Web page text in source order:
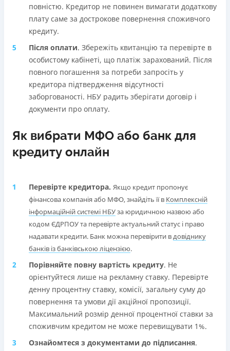
повністю. Кредитор не повинен вимагати додаткову
плату саме за дострокове повернення споживчого
кредиту.
Після оплати. Збережіть квитанцію та перевірте в
особистому кабінеті, що платіж зарахований. Після
повного погашення за потреби запросіть у
кредитора підтвердження відсутності
заборгованості. НБУ радить зберігати договір і
документи про оплату.
Як вибрати МФО або банк для
кредиту онлайн
Перевірте кредитора. Якщо кредит пропонує
фінансова компанія або МФО, знайдіть її в Комплексній
інформаційній системі НБУза юридичною назвою або
кодом ЄДРПОУ та перевірте актуальний статус і право
надавати кредити. Банк можна перевірити в довіднику
банків із банківською ліцензією.
Порівняйте повну вартість кредиту. Не
орієнтуйтеся лише на рекламну ставку. Перевірте
денну процентну ставку, комісії, загальну суму до
повернення та умови дії акційної пропозиції.
Максимальний розмір денної процентної ставки за
споживчим кредитом не може перевищувати 1%.
Ознайомтеся з документами до підписання.